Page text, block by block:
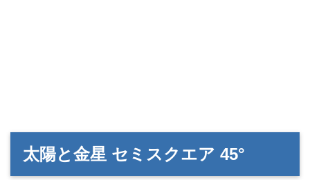
太陽と金星 セミスクエア 45°